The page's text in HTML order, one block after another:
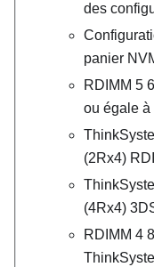
des
panier
RDIMM 5
ou égale à
(2Rx4)
(4Rx4)
RDIMM 4